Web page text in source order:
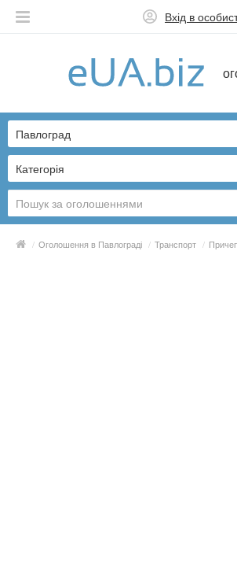
Вхід в
Українська
Категорія
Павлоград
/ Оголошення в Павлограді / Транспорт /